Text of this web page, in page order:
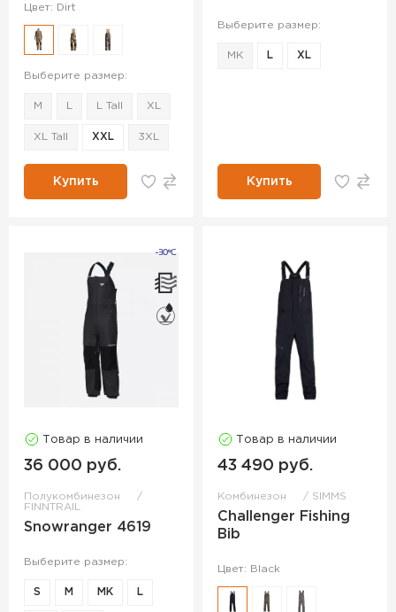
Цвет: Dirt
Выберите размер:
M L Tall XL
XL Tall XXL 3XL
Купить
Выберите размер:
MK L XL
Купить
Товар в наличии
36 000 руб.
Полукомбинезон
FINNTRAIL
Snowranger 4619
Выберите размер:
S M MK L
Товар в наличии
43 490 руб.
Комбинезон SIMMS
Challenger Fishing
Bib
Цвет: Black